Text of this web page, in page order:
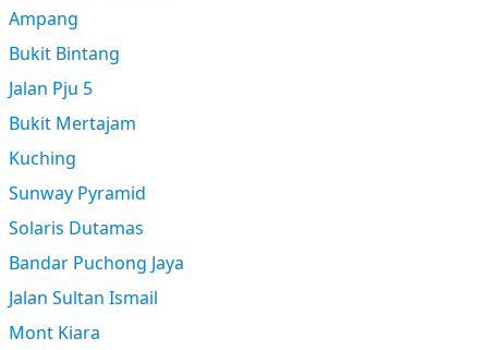
Ampang
Bukit Bintang
Jalan Pju 5
Bukit Mertajam
Kuching
Sunway Pyramid
Solaris Dutamas
Bandar Puchong Jaya
Jalan Sultan Ismail
Mont Kiara